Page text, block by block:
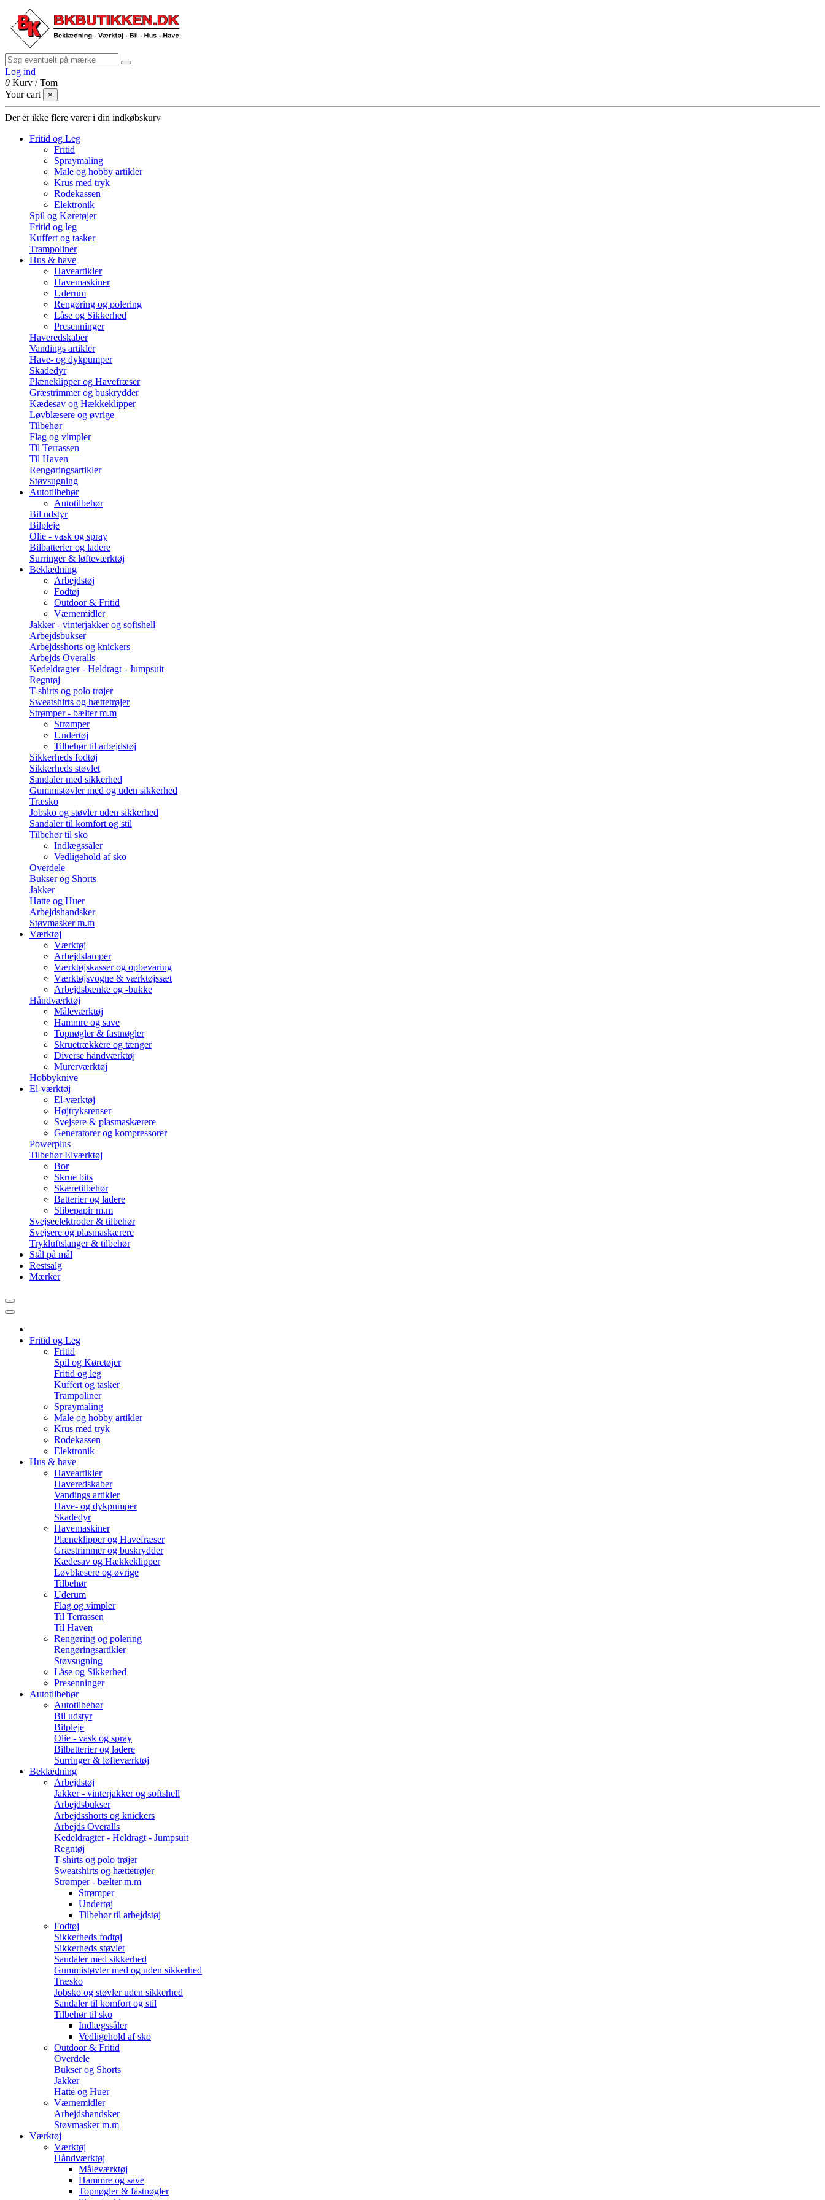
Log ind
0 Kurv /Tom
Your cart
×
Der er ikke flere varer i din indkøbskurv
Fritid og Leg
Fritid
Spraymaling
Male og hobby artikler
Krus med tryk
Rodekassen
Elektronik
Spil og Køretøjer
Fritid og leg
Kuffert og tasker
Trampoliner
Hus & have
Haveartikler
Havemaskiner
Uderum
Rengøring og polering
Låse og Sikkerhed
Presenninger
Haveredskaber
Vandings artikler
Have- og dykpumper
Skadedyr
Plæneklipper og Havefræser
Græstrimmer og buskrydder
Kædesav og Hækkeklipper
Løvblæsere og øvrige
Tilbehør
Flag og vimpler
Til Terrassen
Til Haven
Rengøringsartikler
Støvsugning
Autotilbehør
Autotilbehør
Bil udstyr
Bilpleje
Olie - vask og spray
Bilbatterier og ladere
Surringer & løfteværktøj
Beklædning
Arbejdstøj
Fodtøj
Outdoor & Fritid
Værnemidler
Jakker - vinterjakker og softshell
Arbejdsbukser
Arbejdsshorts og knickers
Arbejds Overalls
Kedeldragter - Heldragt - Jumpsuit
Regntøj
T-shirts og polo trøjer
Sweatshirts og hættetrøjer
Strømper - bælter m.m
Strømper
Undertøj
Tilbehør til arbejdstøj
Sikkerheds fodtøj
Sikkerheds støvlet
Sandaler med sikkerhed
Gummistøvler med og uden sikkerhed
Træsko
Jobsko og støvler uden sikkerhed
Sandaler til komfort og stil
Tilbehør til sko
Indlægssåler
Vedligehold af sko
Overdele
Bukser og Shorts
Jakker
Hatte og Huer
Arbejdshandsker
Støvmasker m.m
Værktøj
Værktøj
Arbejdslamper
Værktøjskasser og opbevaring
Værktøjsvogne & værktøjssæt
Arbejdsbænke og -bukke
Håndværktøj
Måleværktøj
Hammre og save
Topnøgler & fastnøgler
Skruetrækkere og tænger
Diverse håndværktøj
Murerværktøj
Hobbyknive
El-værktøj
El-værktøj
Højtryksrenser
Svejsere & plasmaskærere
Generatorer og kompressorer
Powerplus
Tilbehør Elværktøj
Bor
Skrue bits
Skæretilbehør
Batterier og ladere
Slibepapir m.m
Svejseelektroder & tilbehør
Svejsere og plasmaskærere
Trykluftslanger & tilbehør
Stål på mål
Restsalg
Mærker
Fritid og Leg
Fritid
Spil og Køretøjer
Fritid og leg
Kuffert og tasker
Trampoliner
Spraymaling
Male og hobby artikler
Krus med tryk
Rodekassen
Elektronik
Hus & have
Haveartikler
Haveredskaber
Vandings artikler
Have- og dykpumper
Skadedyr
Havemaskiner
Plæneklipper og Havefræser
Græstrimmer og buskrydder
Kædesav og Hækkeklipper
Løvblæsere og øvrige
Tilbehør
Uderum
Flag og vimpler
Til Terrassen
Til Haven
Rengøring og polering
Rengøringsartikler
Støvsugning
Låse og Sikkerhed
Presenninger
Autotilbehør
Autotilbehør
Bil udstyr
Bilpleje
Olie - vask og spray
Bilbatterier og ladere
Surringer & løfteværktøj
Beklædning
Arbejdstøj
Jakker - vinterjakker og softshell
Arbejdsbukser
Arbejdsshorts og knickers
Arbejds Overalls
Kedeldragter - Heldragt - Jumpsuit
Regntøj
T-shirts og polo trøjer
Sweatshirts og hættetrøjer
Strømper - bælter m.m
Strømper
Undertøj
Tilbehør til arbejdstøj
Fodtøj
Sikkerheds fodtøj
Sikkerheds støvlet
Sandaler med sikkerhed
Gummistøvler med og uden sikkerhed
Træsko
Jobsko og støvler uden sikkerhed
Sandaler til komfort og stil
Tilbehør til sko
Indlægssåler
Vedligehold af sko
Outdoor & Fritid
Overdele
Bukser og Shorts
Jakker
Hatte og Huer
Værnemidler
Arbejdshandsker
Støvmasker m.m
Værktøj
Værktøj
Håndværktøj
Måleværktøj
Hammre og save
Topnøgler & fastnøgler